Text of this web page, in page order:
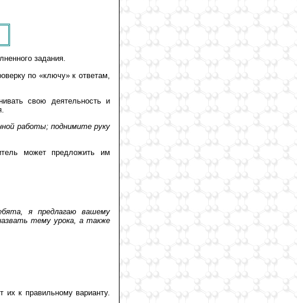
задания.
по «ключу» к ответам,
свою деятельность и
работы; поднимите руку
может предложить им
я предлагаю вашему
тему урока, а также
к правильному варианту.